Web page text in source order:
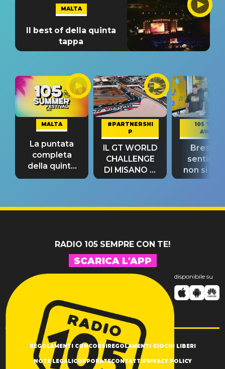
MALTA
Il best of della quinta
tappa
MALTA
La puntata
completa
della quinta
tappa
#PARTNERSHI
P
IL GT WORLD
CHALLENGE
DI MISANO si
riconferma
105 TAKE
AWAY
Bresh:
non si
fino alla
RADIO 105 SEMPRE CON TE!
SCARICA L'APP
disponibile su
REGOLAMENTI CONCORSI REGOLAMENTI GIOCHI LIBERI
NOTE LEGALI CORPORATECONTATTI PRIVACY POLICY